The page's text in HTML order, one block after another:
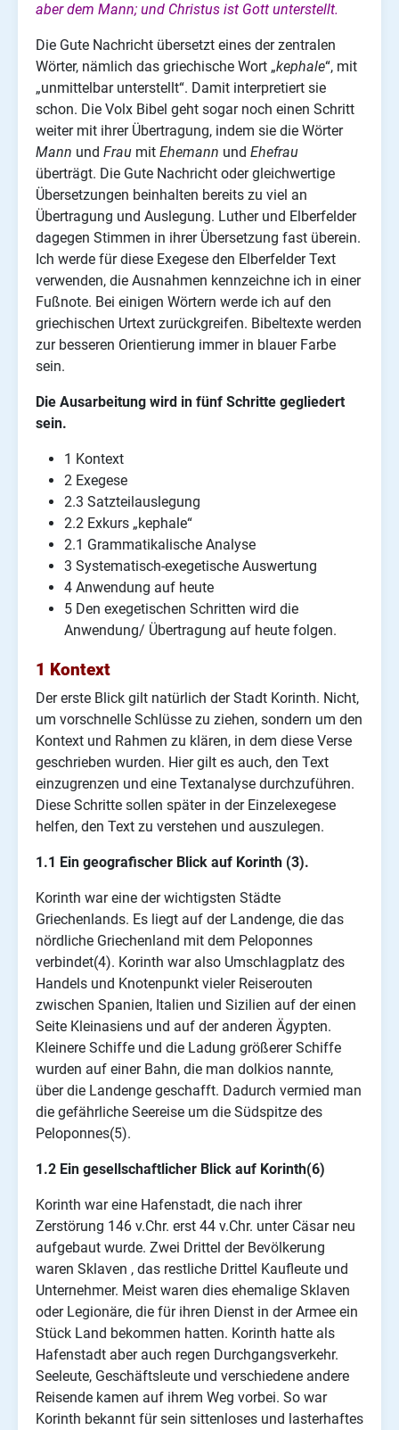
aber dem Mann; und Christus ist Gott unterstellt.
Die Gute Nachricht übersetzt eines der zentralen
Wörter, nämlich das griechische Wort „kephale“, mit
„unmittelbar unterstellt“. Damit interpretiert sie
schon. Die Volx Bibel geht sogar noch einen Schritt
weiter mit ihrer Übertragung, indem sie die Wörter
Mann und Frau mit Ehemann und Ehefrau
überträgt. Die Gute Nachricht oder gleichwertige
Übersetzungen beinhalten bereits zu viel an
Übertragung und Auslegung. Luther und Elberfelder
dagegen Stimmen in ihrer Übersetzung fast überein.
Ich werde für diese Exegese den Elberfelder Text
verwenden, die Ausnahmen kennzeichne ich in einer
Fußnote. Bei einigen Wörtern werde ich auf den
griechischen Urtext zurückgreifen. Bibeltexte werden
zur besseren Orientierung immer in blauer Farbe
sein.
Die Ausarbeitung wird in fünf Schritte gegliedert
sein.
1 Kontext
2 Exegese
2.3 Satzteilauslegung
2.2 Exkurs „kephale“
2.1 Grammatikalische Analyse
3 Systematisch-exegetische Auswertung
4 Anwendung auf heute
5 Den exegetischen Schritten wird die
Anwendung/ Übertragung auf heute folgen.
1 Kontext
Der erste Blick gilt natürlich der Stadt Korinth. Nicht,
um vorschnelle Schlüsse zu ziehen, sondern um den
Kontext und Rahmen zu klären, in dem diese Verse
geschrieben wurden. Hier gilt es auch, den Text
einzugrenzen und eine Textanalyse durchzuführen.
Diese Schritte sollen später in der Einzelexegese
helfen, den Text zu verstehen und auszulegen.
1.1 Ein geografischer Blick auf Korinth (3).
Korinth war eine der wichtigsten Städte
Griechenlands. Es liegt auf der Landenge, die das
nördliche Griechenland mit dem Peloponnes
verbindet(4). Korinth war also Umschlagplatz des
Handels und Knotenpunkt vieler Reiserouten
zwischen Spanien, Italien und Sizilien auf der einen
Seite Kleinasiens und auf der anderen Ägypten.
Kleinere Schiffe und die Ladung größerer Schiffe
wurden auf einer Bahn, die man dolkios nannte,
über die Landenge geschafft. Dadurch vermied man
die gefährliche Seereise um die Südspitze des
Peloponnes(5).
1.2 Ein gesellschaftlicher Blick auf Korinth(6)
Korinth war eine Hafenstadt, die nach ihrer
Zerstörung 146 v.Chr. erst 44 v.Chr. unter Cäsar neu
aufgebaut wurde. Zwei Drittel der Bevölkerung
waren Sklaven , das restliche Drittel Kaufleute und
Unternehmer. Meist waren dies ehemalige Sklaven
oder Legionäre, die für ihren Dienst in der Armee ein
Stück Land bekommen hatten. Korinth hatte als
Hafenstadt aber auch regen Durchgangsverkehr.
Seeleute, Geschäftsleute und verschiedene andere
Reisende kamen auf ihrem Weg vorbei. So war
Korinth bekannt für sein sittenloses und lasterhaftes